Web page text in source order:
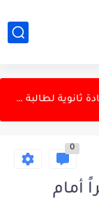
العنف؟
المطيري يكشف تزوير شهادة ثانوية لطالبة في كلية الطب
الأمم المتحدة تدين هجمات المسيرات الأوكرانية على المناطق الروسية
مضيق هرمز
0
أمام